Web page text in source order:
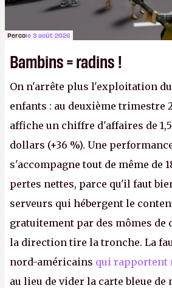
Percole 3 août 2026
Bambins = radins !
On n'arrête plus l'exploitation
enfants : au deuxième trimestre
affiche un chiffre d'affaires de
dollars (+36 %). Une
s'accompagne tout de même de
pertes nettes, parce qu'il faut
serveurs qui hébergent le
gratuitement par des mômes de
la direction tire la tronche. La
nord-américains qui rapportent
au lieu de vider la carte bleue de